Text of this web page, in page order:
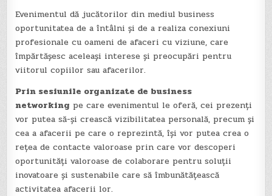
Evenimentul dă jucătorilor din mediul business
oportunitatea de a întâlni și de a realiza conexiuni
profesionale cu oameni de afaceri cu viziune, care
împărtășesc aceleași interese și preocupări pentru
viitorul copiilor sau afacerilor.
Prin sesiunile organizate de business
networking pe care evenimentul le oferă, cei prezenți
vor putea să-și crească vizibilitatea personală, precum și
cea a afacerii pe care o reprezintă, își vor putea crea o
rețea de contacte valoroase prin care vor descoperi
oportunități valoroase de colaborare pentru soluții
inovatoare și sustenabile care să îmbunătățească
activitatea afacerii lor.